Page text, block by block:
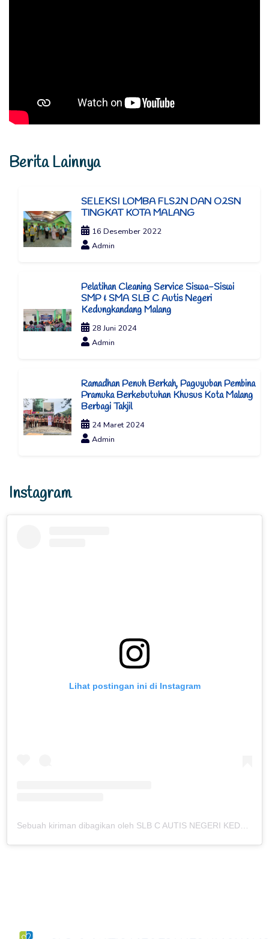
Berita Lainnya
SELEKSI LOMBA FLS2N DAN O2SN
TINGKAT KOTA MALANG
16 Desember 2022
Admin
Pelatihan Cleaning Service Siswa-Siswi
SMP & SMA SLB C Autis Negeri
Kedungkandang Malang
28 Juni 2024
Admin
Ramadhan Penuh Berkah, Paguyuban Pembina
Pramuka Berkebutuhan Khusus Kota Malang
Berbagi Takjil
24 Maret 2024
Admin
Instagram
Lihat postingan ini di Instagram